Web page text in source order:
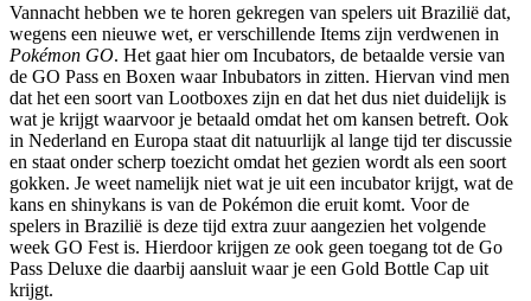
Vannacht hebben we te horen gekregen van spelers uit Brazilië dat,
wegens een nieuwe wet, er verschillende Items zijn verdwenen in
Pokémon GO. Het gaat hier om Incubators, de betaalde versie van
de GO Pass en Boxen waar Inbubators in zitten. Hiervan vind men
dat het een soort van Lootboxes zijn en dat het dus niet duidelijk is
wat je krijgt waarvoor je betaald omdat het om kansen betreft. Ook
in Nederland en Europa staat dit natuurlijk al lange tijd ter discussie
en staat onder scherp toezicht omdat het gezien wordt als een soort
gokken. Je weet namelijk niet wat je uit een incubator krijgt, wat de
kans en shinykans is van de Pokémon die eruit komt. Voor de
spelers in Brazilië is deze tijd extra zuur aangezien het volgende
week GO Fest is. Hierdoor krijgen ze ook geen toegang tot de Go
Pass Deluxe die daarbij aansluit waar je een Gold Bottle Cap uit
krijgt.